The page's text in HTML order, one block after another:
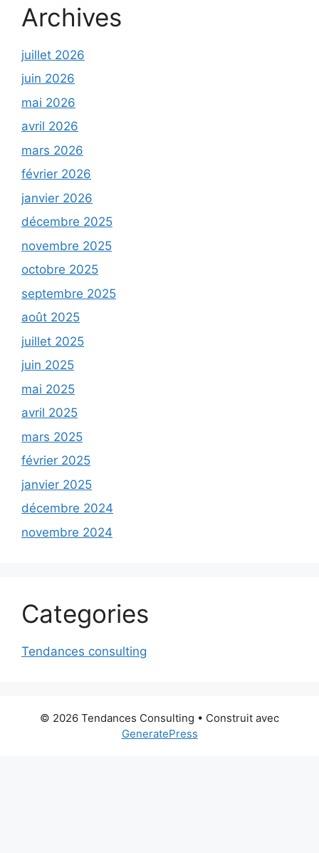
Archives
juillet 2026
juin 2026
mai 2026
avril 2026
mars 2026
février 2026
janvier 2026
décembre 2025
novembre 2025
octobre 2025
septembre 2025
août 2025
juillet 2025
juin 2025
mai 2025
avril 2025
mars 2025
février 2025
janvier 2025
décembre 2024
novembre 2024
Categories
Tendances consulting
© 2026 Tendances Consulting • Construit avec
GeneratePress